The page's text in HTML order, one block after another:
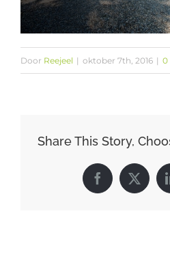
Door Reejeel | oktober 7th, 2016 | 0
Share This Story,
Facebook
X